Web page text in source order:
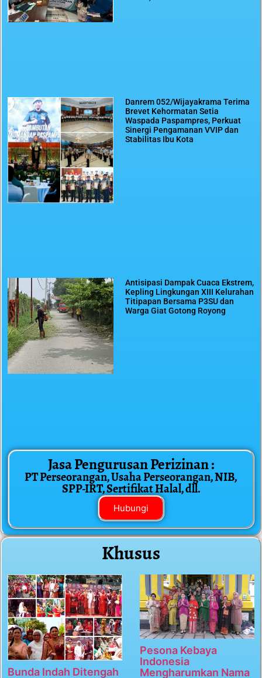
Danrem 052/Wijayakrama Terima
Brevet Kehormatan Setia
Waspada Paspampres, Perkuat
Sinergi Pengamanan VVIP dan
Stabilitas Ibu Kota
Antisipasi Dampak Cuaca Ekstrem,
Kepling Lingkungan XIII Kelurahan
Titipapan Bersama P3SU dan
Warga Giat Gotong Royong
Jasa Pengurusan Perizinan :
PT Perseorangan, Usaha Perseorangan, NIB,
SPP-IRT, Sertifikat Halal, dll.
Hubungi
Khusus
Bunda Indah Ditengah
Pesona Kebaya
Indonesia
Mengharumkan Nama